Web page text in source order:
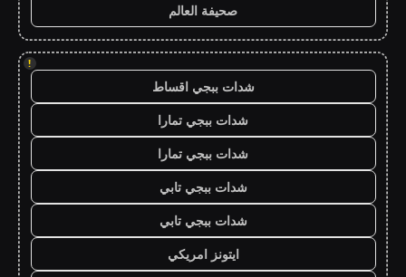
صحيفة العالم
!
شدات ببجي اقساط
شدات ببجي تمارا
شدات ببجي تمارا
شدات ببجي تابي
شدات ببجي تابي
ايتونز امريكي